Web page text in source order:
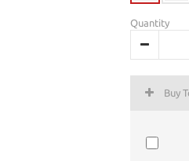
Quantity
Buy